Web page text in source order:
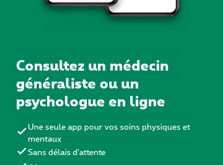
Consultez un médecin
généraliste ou un
psychologue en ligne
Une seule app pour vos soins physiques et
mentaux
Sans délais d'attente